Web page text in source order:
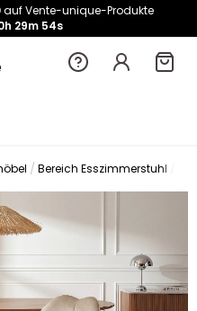
auf Vente-unique-Produkte
29m 54s
Bereich Esszimmerstuhl